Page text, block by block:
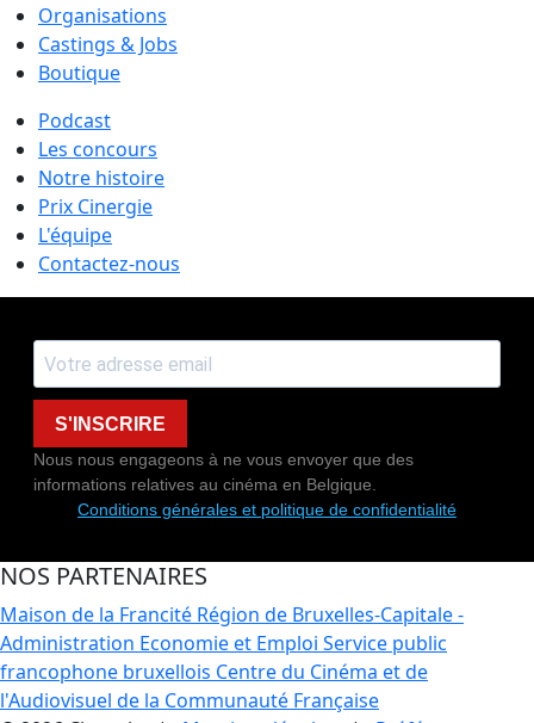
Organisations
Castings & Jobs
Boutique
Podcast
Les concours
Notre histoire
Prix Cinergie
L'équipe
Contactez-nous
S'INSCRIRE
Nous nous engageons à ne vous envoyer que des
informations relatives au cinéma en Belgique.
Conditions générales et politique de confidentialité
NOS PARTENAIRES
Maison de la Francité Région de Bruxelles-Capitale -
Administration Economie et Emploi Service public
francophone bruxellois Centre du Cinéma et de
l'Audiovisuel de la Communauté Française